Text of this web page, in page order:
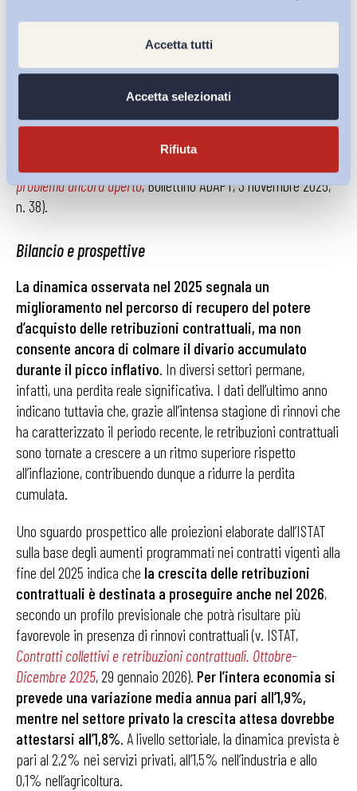
Accetta tutti
Accetta selezionati
Rifiuta
Resta infatti distinto il piano strutturale: al di là del recupero
intervenire, soprattutto nel medio-lungo periodo, è
quello della produttività, la cui persistente stagnazione
continua a rappresentare il principale freno alla
crescita sostenuta delle retribuzioni
problema ancora aperto, Bollettino ADAPT, 3 novembre 2025,
n. 38).
Bilancio e prospettive
La dinamica osservata nel 2025 segnala un
miglioramento nel percorso di recupero del potere
d’acquisto delle retribuzioni contrattuali, ma non
consente ancora di colmare il divario accumulato
durante il picco inflativo. In diversi settori permane,
infatti, una perdita reale significativa. I dati dell’ultimo anno
indicano tuttavia che, grazie all’intensa stagione di rinnovi che
ha caratterizzato il periodo recente, le retribuzioni contrattuali
sono tornate a crescere a un ritmo superiore rispetto
all’inflazione, contribuendo dunque a ridurre la perdita
cumulata.
Uno sguardo prospettico alle proiezioni elaborate dall’ISTAT
sulla base degli aumenti programmati nei contratti vigenti alla
fine del 2025 indica che la crescita delle retribuzioni
contrattuali è destinata a proseguire anche nel 2026,
secondo un profilo previsionale che potrà risultare più
favorevole in presenza di rinnovi contrattuali (v. ISTAT,
Contratti collettivi e retribuzioni contrattuali. Ottobre-
Dicembre 2025, 29 gennaio 2026). Per l’intera economia si
prevede una variazione media annua pari all’1,9%,
mentre nel settore privato la crescita attesa dovrebbe
attestarsi all’1,8%. A livello settoriale, la dinamica prevista è
pari al 2,2% nei servizi privati, all’1,5% nell’industria e allo
0,1% nell’agricoltura.